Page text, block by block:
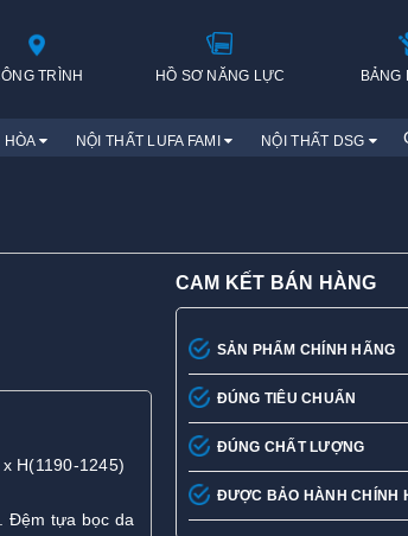
TRÌNH HỒ SƠ NĂNG LỰC BẢNG
HÒA NỘI THẤT LUFA FAMI NỘI THẤT DSG
H(1190-1245)
Đệm tựa bọc da
CAM KẾT BÁN HÀNG
SẢN PHẨM CHÍNH HÃNG
ĐÚNG TIÊU CHUẨN
ĐÚNG CHẤT LƯỢNG
ĐƯỢC BẢO HÀNH CHÍNH